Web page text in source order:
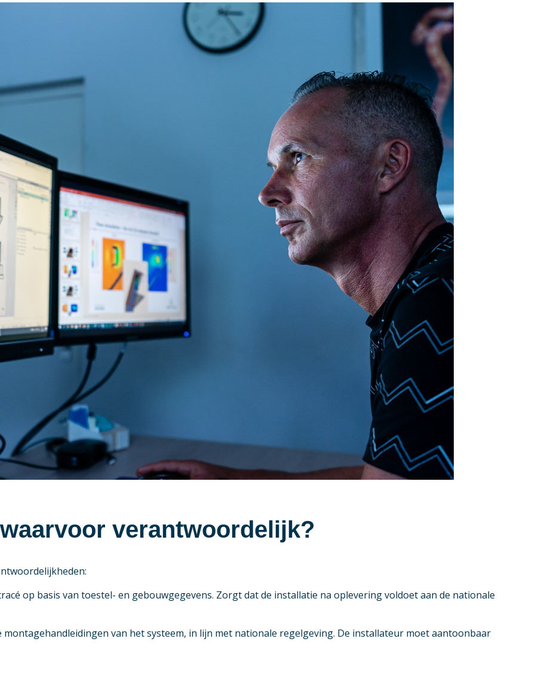
verantwoordelijk?
op basis van toestel- en gebouwgegevens. Zorgt dat de installatie na oplevering voldoet aan de nationale
van het systeem, in lijn met nationale regelgeving. De installateur moet aantoonbaar